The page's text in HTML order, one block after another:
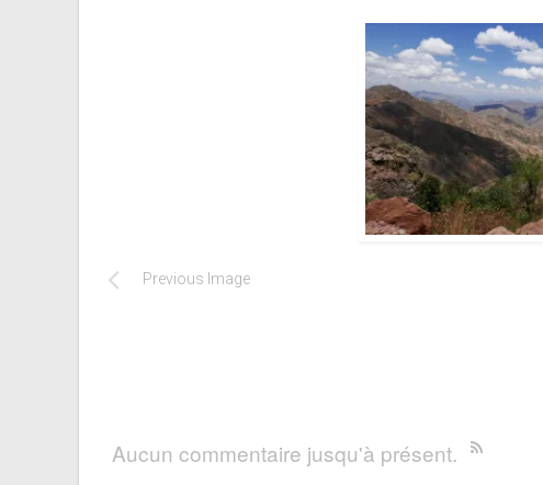
Previous Image
Aucun commentaire jusqu'à présent.